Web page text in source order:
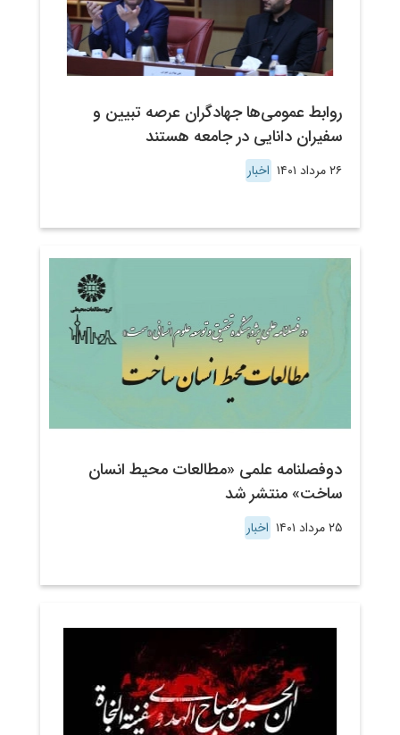
روابط عمومی‌ها جهادگران عرصه تبیین و
سفیران دانایی در جامعه هستند
۲۶ مرداد ۱۴۰۱ اخبار
دوفصلنامه علمی «مطالعات محیط انسان
ساخت» منتشر شد
۲۵ مرداد ۱۴۰۱ اخبار